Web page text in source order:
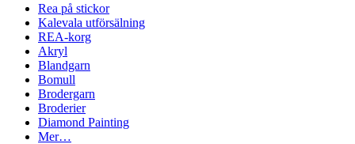
Rea på stickor
Kalevala utförsälning
REA-korg
Akryl
Blandgarn
Bomull
Brodergarn
Broderier
Diamond Painting
Mer…